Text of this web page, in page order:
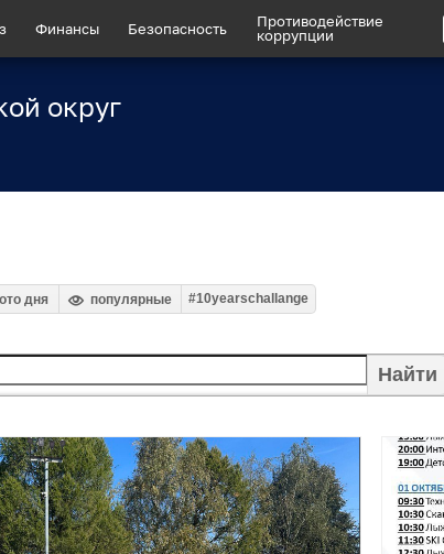
Финансы Безопасность
Противодействие
коррупции
округ
дня популярные #10yearschallange
Найти